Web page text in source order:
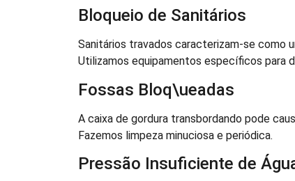
Bloqueio de Sanitários
Sanitários travados caracterizam-se como
Utilizamos equipamentos específicos para
Fossas Bloq\ueadas
A caixa de gordura transbordando pode
Fazemos limpeza minuciosa e periódica.
Pressão Insuficiente de